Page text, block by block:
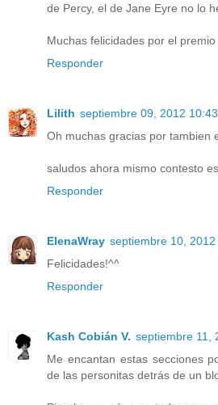
de Percy, el de Jane Eyre no lo
Muchas felicidades por el premio
Responder
Lilith septiembre 09, 2012 10:43
Oh muchas gracias por tambien
saludos ahora mismo contesto
Responder
ElenaWray septiembre 10, 2012
Felicidades!^^
Responder
Kash Cobián V. septiembre 11,
Me encantan estas secciones
de las personitas detrás de un